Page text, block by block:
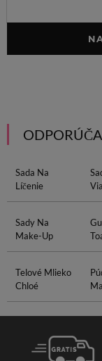
Sada Na
Líčenie
Sady Na
Make-Up
Telové Mlieko
Chloé